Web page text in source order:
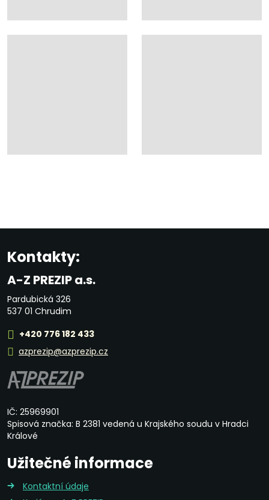
Kontakty:
A-Z PREZIP a.s.
Pardubická 326
537 01 Chrudim
+420 776 182 433
azprezip@azprezip.cz
IČ: 25969901
Spisová značka: B 2381 vedená u Krajského soudu v Hradci
Králové
Užitečné informace
Kontaktní údaje